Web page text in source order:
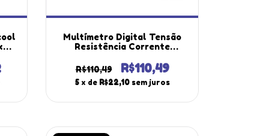
Multímetro Digital Tensão
Resistência Corrente
Contagens Md-740 Portátil
Instrutherm
R$110,49 R$110,49
5 x de R$22,10 sem juros